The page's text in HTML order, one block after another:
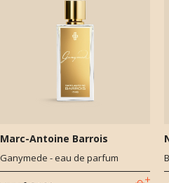
Marc-Antoine Barrois
Ganymede - eau de parfum